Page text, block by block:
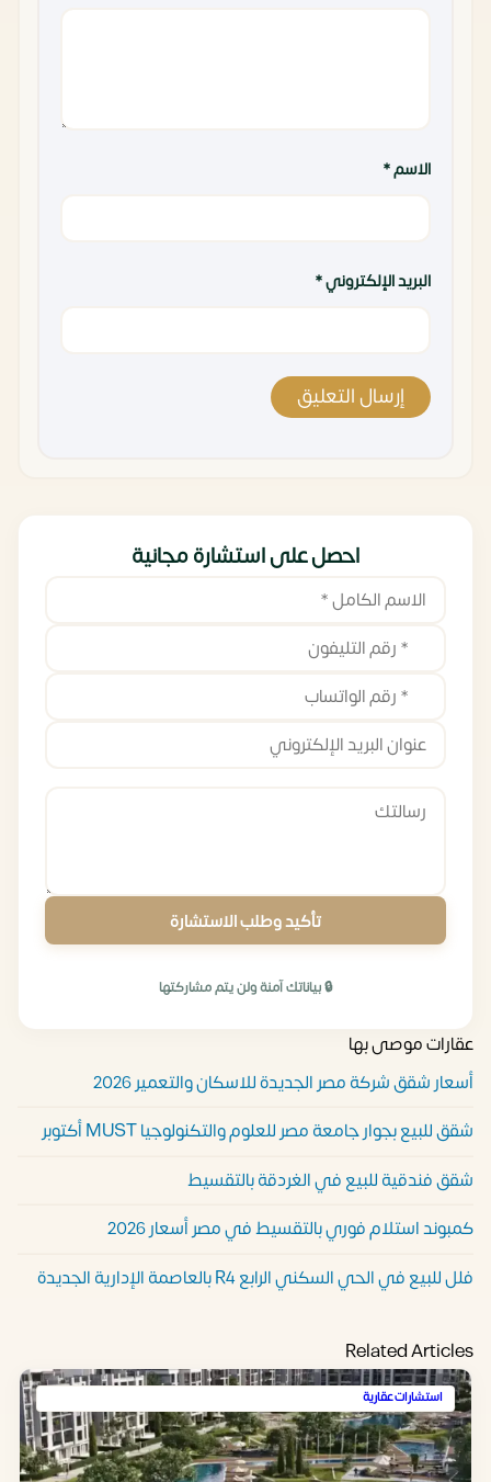
الاسم*
البريد الإلكتروني*
احصل على استشارة مجانية
تأكيد وطلب الاستشارة
🔒 بياناتك آمنة ولن يتم مشاركتها
عقارات موصى بها
أسعار شقق شركة مصر الجديدة للاسكان والتعمير 2026
شقق للبيع بجوار جامعة مصر للعلوم والتكنولوجيا MUST أكتوبر
شقق فندقية للبيع في الغردقة بالتقسيط
كمبوند استلام فوري بالتقسيط في مصر أسعار 2026
فلل للبيع في الحي السكني الرابع R4 بالعاصمة الإدارية الجديدة
Related Articles
استشارات عقارية